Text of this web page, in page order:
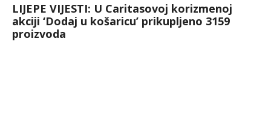
LIJEPE VIJESTI: U Caritasovoj korizmenoj
akciji ‘Dodaj u košaricu’ prikupljeno 3159
proizvoda